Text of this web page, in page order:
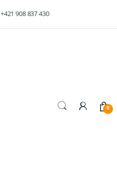
+421 908 837 430
0